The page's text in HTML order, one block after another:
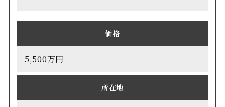
価格
5,500万円
所在地